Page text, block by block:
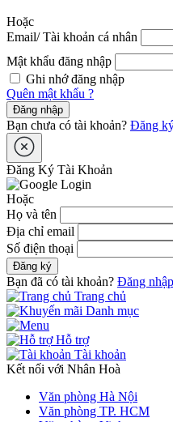
Hoặc
Email/ Tài khoản cá nhân
Mật khẩu đăng nhập
Ghi nhớ đăng nhập
Quên mật khẩu ?
Đăng nhập
Bạn chưa có tài khoản? Đăng
Đăng Ký Tài Khoản
Hoặc
Họ và tên
Địa chỉ email
Số điện thoại
Đăng ký
Bạn đã có tài khoản? Đăng
Trang chủ
Danh mục
Hỗ trợ
Tài khoản
Kết nối với Nhân Hoà
Văn phòng Hà Nội
Văn phòng TP. HCM